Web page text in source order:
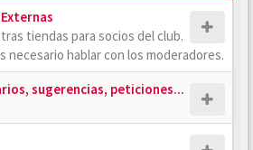
tiendas para socios del club.
necesario hablar con los moderadores.
sugerencias, peticiones...